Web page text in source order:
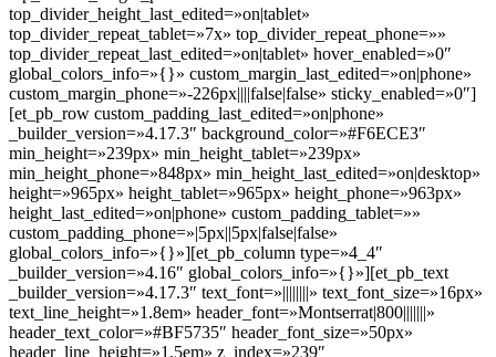
top_divider_height_last_edited=»on|tablet»
top_divider_repeat_tablet=»7x» top_divider_repeat_phone=»»
top_divider_repeat_last_edited=»on|tablet» hover_enabled=»0″
global_colors_info=»{}» custom_margin_last_edited=»on|phone»
custom_margin_phone=»-226px||||false|false» sticky_enabled=»0″]
[et_pb_row custom_padding_last_edited=»on|phone»
_builder_version=»4.17.3″ background_color=»#F6ECE3″
min_height=»239px» min_height_tablet=»239px»
min_height_phone=»848px» min_height_last_edited=»on|desktop»
height=»965px» height_tablet=»965px» height_phone=»963px»
height_last_edited=»on|phone» custom_padding_tablet=»»
custom_padding_phone=»|5px||5px|false|false»
global_colors_info=»{}»][et_pb_column type=»4_4″
_builder_version=»4.16″ global_colors_info=»{}»][et_pb_text
_builder_version=»4.17.3″ text_font=»||||||||» text_font_size=»16px»
text_line_height=»1.8em» header_font=»Montserrat|800|||||||»
header_text_color=»#BF5735″ header_font_size=»50px»
header_line_height=»1.5em» z_index=»239″